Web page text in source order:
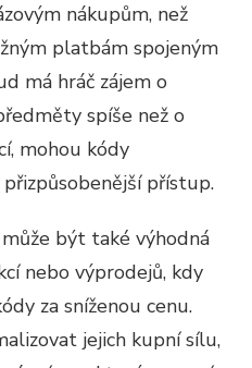
nákupům, než
platbám spojeným
má hráč zájem o
spíše než o
mohou kódy
přístup.
být také výhodná
nebo výprodejů, kdy
za sníženou cenu.
jejich kupní sílu,